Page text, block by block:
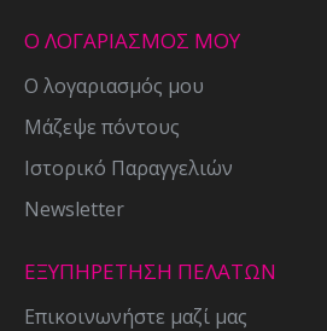
Ο ΛΟΓΑΡΙΑΣΜΟΣ ΜΟΥ
Ο λογαριασμός μου
Μάζεψε πόντους
Ιστορικό Παραγγελιών
Newsletter
ΕΞΥΠΗΡΕΤΗΣΗ ΠΕΛΑΤΩΝ
Επικοινωνήστε μαζί μας